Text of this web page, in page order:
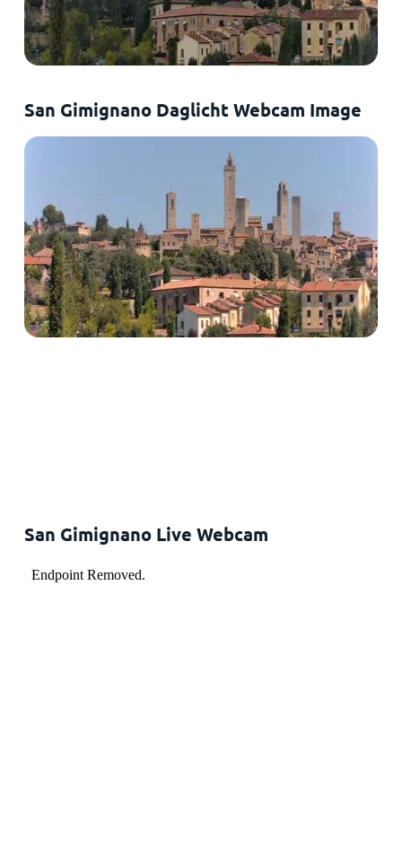
San Gimignano Daglicht Webcam Image
San Gimignano Live Webcam